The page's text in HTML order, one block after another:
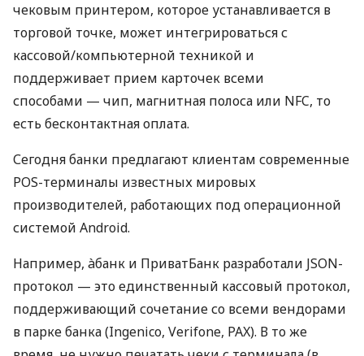
чековым принтером, которое устанавливается в
торговой точке, может интегрироваться с
кассовой/компьютерной техникой и
поддерживает прием карточек всеми
способами — чип, магнитная полоса или NFC, то
есть бесконтактная оплата.
Сегодня банки предлагают клиентам современные
POS-терминалы известных мировых
производителей, работающих под операционной
системой Android.
Например, àбанк и ПриватБанк разработали JSON-
протокол — это единственный кассовый протокол,
поддерживающий сочетание со всеми вендорами
в парке банка (Ingenico, Verifone, PAX). В то же